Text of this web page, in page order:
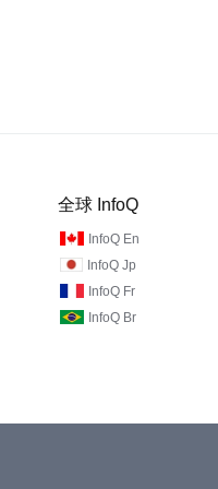
全球 InfoQ
InfoQ En
InfoQ Jp
InfoQ Fr
InfoQ Br